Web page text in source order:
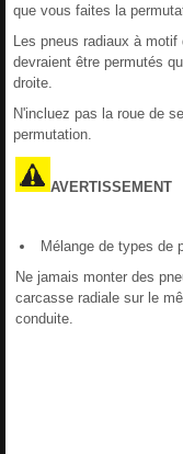
que vous faites la
Les pneus radiaux à
devraient être permutés
droite.
N'incluez pas la roue de
permutation.
AVERTISSEMENT
Mélange de types de
Ne jamais monter des
carcasse radiale sur le
conduite.